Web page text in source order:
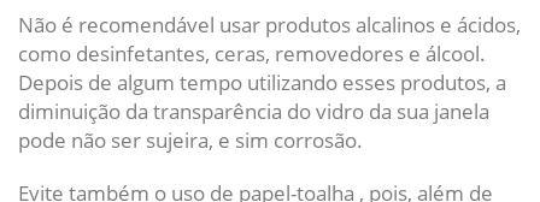
Não é recomendável usar produtos alcalinos e ácidos,
como desinfetantes, ceras, removedores e álcool.
Depois de algum tempo utilizando esses produtos, a
diminuição da transparência do vidro da sua janela
pode não ser sujeira, e sim corrosão.
Evite também o uso de papel-toalha , pois, além de